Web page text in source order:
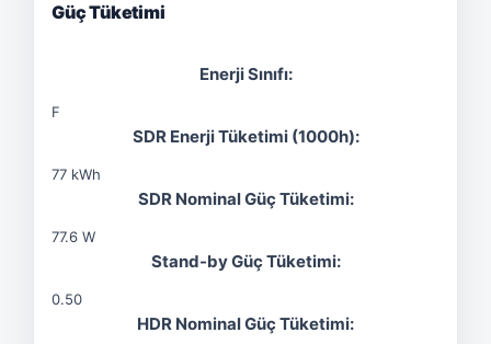
Güç Tüketimi
Enerji Sınıfı:
F
SDR Enerji Tüketimi (1000h):
77 kWh
SDR Nominal Güç Tüketimi:
77.6 W
Stand-by Güç Tüketimi:
0.50
HDR Nominal Güç Tüketimi: